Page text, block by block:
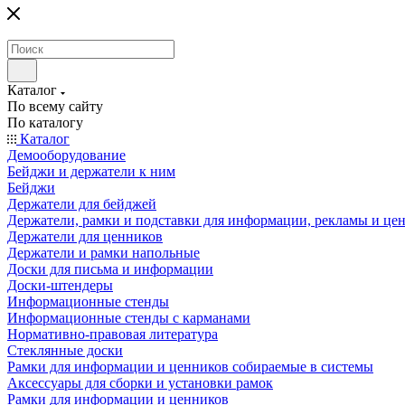
Каталог
По всему сайту
По каталогу
Каталог
Демооборудование
Бейджи и держатели к ним
Бейджи
Держатели для бейджей
Держатели, рамки и подставки для информации, рекламы и
Держатели для ценников
Держатели и рамки напольные
Доски для письма и информации
Доски-штендеры
Информационные стенды
Информационные стенды с карманами
Нормативно-правовая литература
Стеклянные доски
Рамки для информации и ценников собираемые в системы
Аксессуары для сборки и установки рамок
Рамки для информации и ценников